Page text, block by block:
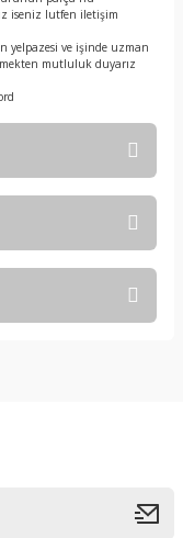
iseniz lutfen iletişim
yelpazesi ve işinde uzman
mutluluk duyarız